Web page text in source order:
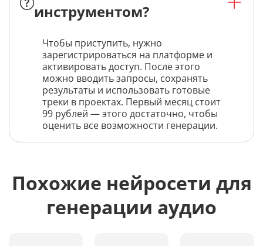
инструментом?
Чтобы приступить, нужно
зарегистрироваться на платформе и
активировать доступ. После этого
можно вводить запросы, сохранять
результаты и использовать готовые
треки в проектах. Первый месяц стоит
99 рублей — этого достаточно, чтобы
оценить все возможности генерации.
Похожие нейросети для
генерации аудио